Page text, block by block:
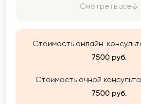
Смотреть все
Стоимость онлайн-
7500 руб.
Стоимость очной
7500 руб.